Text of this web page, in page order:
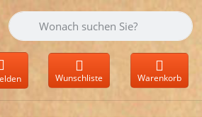
Geben Sie einen Suchbegriff ein.
Wunschliste Warenkorb